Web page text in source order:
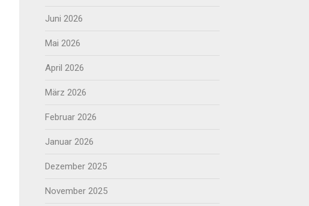
Juni 2026
Mai 2026
April 2026
März 2026
Februar 2026
Januar 2026
Dezember 2025
November 2025